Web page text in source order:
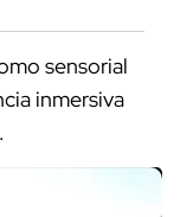
sensorial
inmersiva